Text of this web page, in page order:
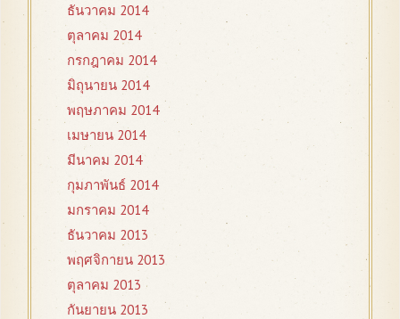
ธันวาคม 2014
ตุลาคม 2014
กรกฎาคม 2014
มิถุนายน 2014
พฤษภาคม 2014
เมษายน 2014
มีนาคม 2014
กุมภาพันธ์ 2014
มกราคม 2014
ธันวาคม 2013
พฤศจิกายน 2013
ตุลาคม 2013
กันยายน 2013